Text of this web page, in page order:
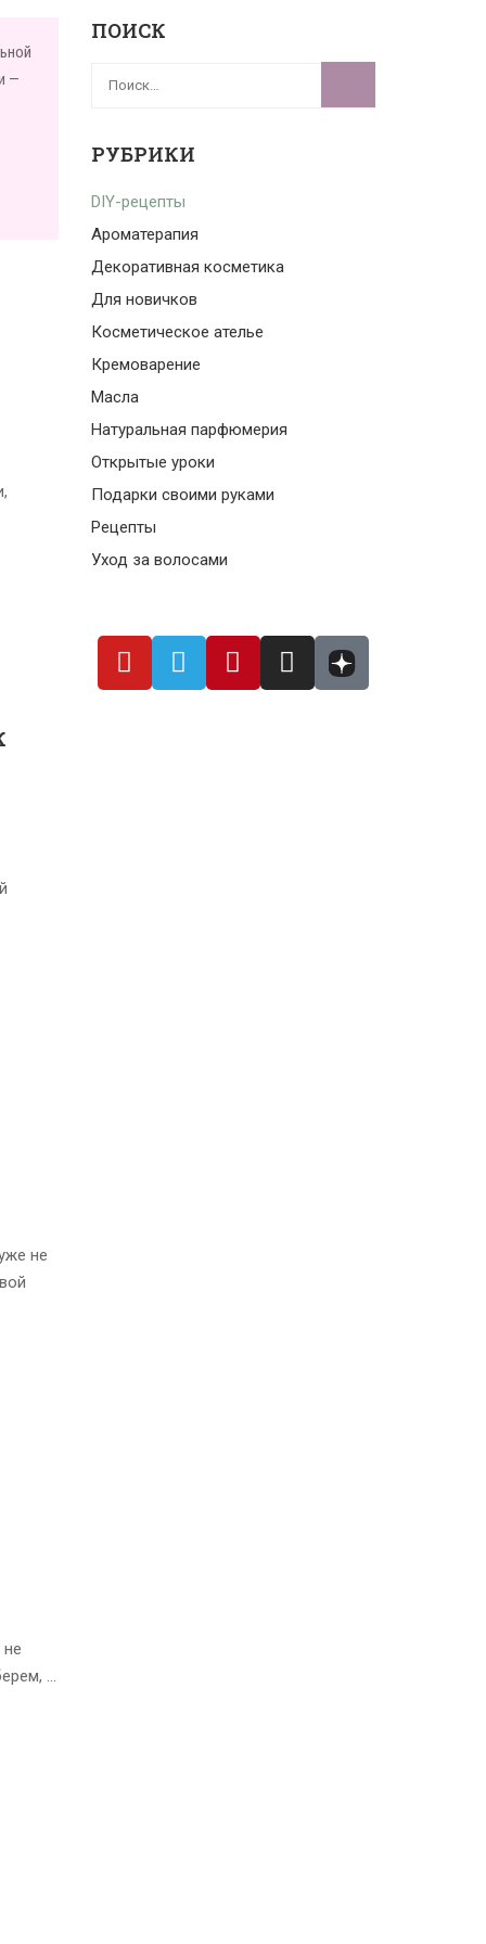
—
не
…
ПОИСК
РУБРИКИ
DIY-рецепты
Ароматерапия
Декоративная косметика
Для новичков
Косметическое ателье
Кремоварение
Масла
Натуральная парфюмерия
Открытые уроки
Подарки своими руками
Рецепты
Уход за волосами